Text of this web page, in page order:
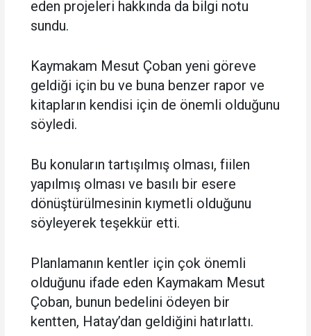
eden projeleri hakkında da bilgi notu
sundu.
Kaymakam Mesut Çoban yeni göreve
geldiği için bu ve buna benzer rapor ve
kitapların kendisi için de önemli olduğunu
söyledi.
Bu konuların tartışılmış olması, fiilen
yapılmış olması ve basılı bir esere
dönüştürülmesinin kıymetli olduğunu
söyleyerek teşekkür etti.
Planlamanın kentler için çok önemli
olduğunu ifade eden Kaymakam Mesut
Çoban, bunun bedelini ödeyen bir
kentten, Hatay’dan geldiğini hatırlattı.